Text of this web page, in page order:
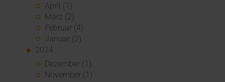
April (1)
März (2)
Februar (4)
Januar (2)
2024
Dezember (1)
November (1)